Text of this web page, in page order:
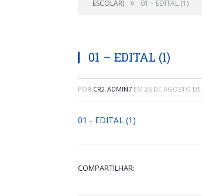
ESCOLAR) 01 – EDITAL (1)
01 – EDITAL (1)
POR CR2-ADMIN7 EM 26 DE AGOSTO DE
01 - EDITAL (1)
COMPARTILHAR: